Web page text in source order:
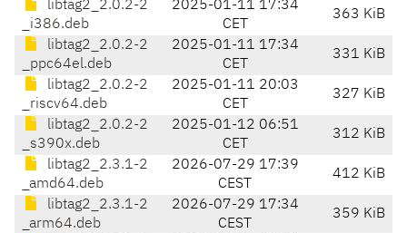
libtag2_2.0.2-2
_i386.deb
2025-01-11 17:34
CET
363 KiB
libtag2_2.0.2-2
_ppc64el.deb
2025-01-11 17:34
CET
331 KiB
libtag2_2.0.2-2
_riscv64.deb
2025-01-11 20:03
CET
327 KiB
libtag2_2.0.2-2
_s390x.deb
2025-01-12 06:51
CET
312 KiB
libtag2_2.3.1-2
_amd64.deb
2026-07-29 17:39
CEST
412 KiB
libtag2_2.3.1-2
_arm64.deb
2026-07-29 17:34
CEST
359 KiB